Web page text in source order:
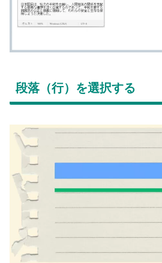
段落（行）を選択する